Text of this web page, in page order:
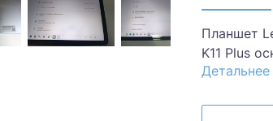
Планшет
K11 Plus
пикселей
256 ГБ
Детальнее